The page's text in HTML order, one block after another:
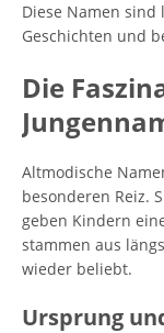
Diese Namen sind
Geschichten und
Die
Altmodische
besonderen Reiz.
geben Kindern
stammen aus
wieder beliebt.
Ursprung